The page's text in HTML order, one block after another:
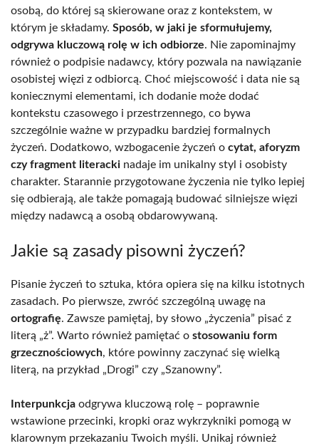
osobą, do której są skierowane oraz z kontekstem, w
którym je składamy. Sposób, w jaki je sformułujemy,
odgrywa kluczową rolę w ich odbiorze. Nie zapominajmy
również o podpisie nadawcy, który pozwala na nawiązanie
osobistej więzi z odbiorcą. Choć miejscowość i data nie są
koniecznymi elementami, ich dodanie może dodać
kontekstu czasowego i przestrzennego, co bywa
szczególnie ważne w przypadku bardziej formalnych
życzeń. Dodatkowo, wzbogacenie życzeń o cytat, aforyzm
czy fragment literacki nadaje im unikalny styl i osobisty
charakter. Starannie przygotowane życzenia nie tylko lepiej
się odbierają, ale także pomagają budować silniejsze więzi
między nadawcą a osobą obdarowywaną.
Jakie są zasady pisowni życzeń?
Pisanie życzeń to sztuka, która opiera się na kilku istotnych
zasadach. Po pierwsze, zwróć szczególną uwagę na
ortografię. Zawsze pamiętaj, by słowo „życzenia” pisać z
literą „ż”. Warto również pamiętać o stosowaniu form
grzecznościowych, które powinny zaczynać się wielką
literą, na przykład „Drogi” czy „Szanowny”.
Interpunkcja odgrywa kluczową rolę – poprawnie
wstawione przecinki, kropki oraz wykrzykniki pomogą w
klarownym przekazaniu Twoich myśli. Unikaj również